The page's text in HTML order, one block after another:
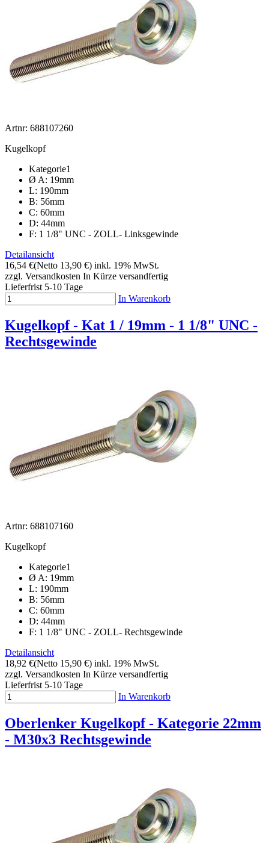
Artnr: 688107260
Kugelkopf
Kategorie1
Ø A: 19mm
L: 190mm
B: 56mm
C: 60mm
D: 44mm
F: 1 1/8" UNC - ZOLL- Linksgewinde
Detailansicht
16,54 €(Netto 13,90 €) inkl. 19% MwSt.
zzgl. Versandkosten In Kürze versandfertig
Lieferfrist 5-10 Tage
In Warenkorb
Kugelkopf - Kat 1 / 19mm - 1 1/8" UNC -
Rechtsgewinde
Artnr: 688107160
Kugelkopf
Kategorie1
Ø A: 19mm
L: 190mm
B: 56mm
C: 60mm
D: 44mm
F: 1 1/8" UNC - ZOLL- Rechtsgewinde
Detailansicht
18,92 €(Netto 15,90 €) inkl. 19% MwSt.
zzgl. Versandkosten In Kürze versandfertig
Lieferfrist 5-10 Tage
In Warenkorb
Oberlenker Kugelkopf - Kategorie 22mm
- M30x3 Rechtsgewinde